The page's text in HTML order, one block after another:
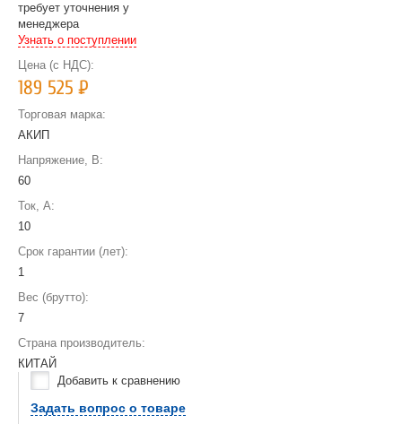
требует уточнения у
менеджера
Узнать о поступлении
Цена (с НДС):
189 525Р
Торговая марка:
АКИП
Напряжение, В:
60
Ток, А:
10
Срок гарантии (лет):
1
Вес (брутто):
7
Страна производитель:
КИТАЙ
Добавить к сравнению
Задать вопрос о товаре